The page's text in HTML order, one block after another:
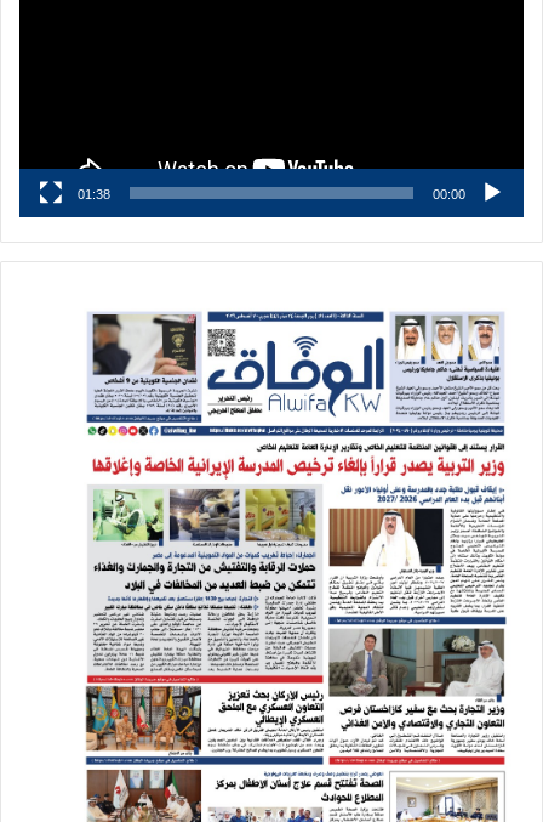
00:00
01:38